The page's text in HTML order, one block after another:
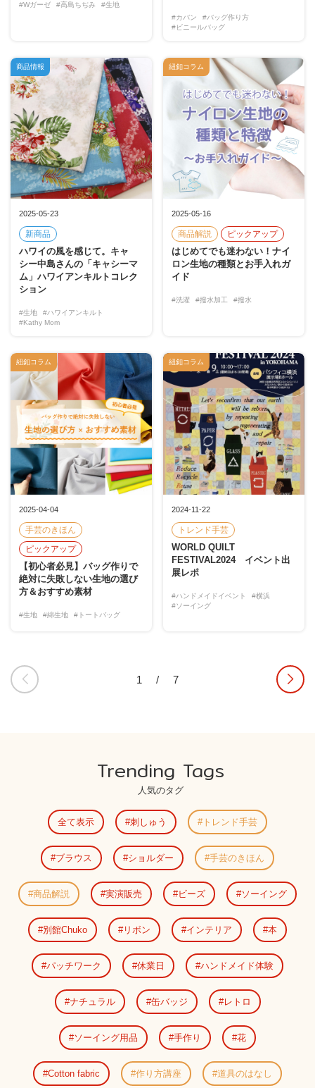
#Wガーゼ #高島ちぢみ
#生地
#カバン
#バッグ作り方
#ビニールバッグ
2025-05-23
新商品
ハワイの風を感じて。キャ
シー中島さんの「キャシーマ
ム」ハワイアンキルトコレク
ション
#生地
#ハワイアンキルト
#Kathy Mom
商品情報
2025-05-16
商品解説 ピックアップ
はじめてでも迷わない！ナイ
ロン生地の種類とお手入れガ
イド
#洗濯 #撥水加工 #撥水
紐釦コラム
2025-04-04
手芸のきほん
ピックアップ
【初心者必見】バッグ作りで
絶対に失敗しない生地の選び
方＆おすすめ素材
#生地 #綿生地 #トートバッグ
紐釦コラム
2024-11-22
トレンド手芸
WORLD QUILT
FESTIVAL2024 イベント出
展レポ
#ハンドメイドイベント
#横浜
#ソーイング
紐釦コラム
1 / 7
Trending Tags
人気のタグ
全て表示 刺しゅう トレンド手芸
ブラウス ショルダー 手芸のきほん
商品解説 実演販売 ビーズ ソーイング
別館Chuko リボン インテリア 本
パッチワーク 休業日 ハンドメイド体験
ナチュラル 缶バッジ レトロ
ソーイング用品 手作り 花
Cotton fabric 作り方講座 道具のはなし